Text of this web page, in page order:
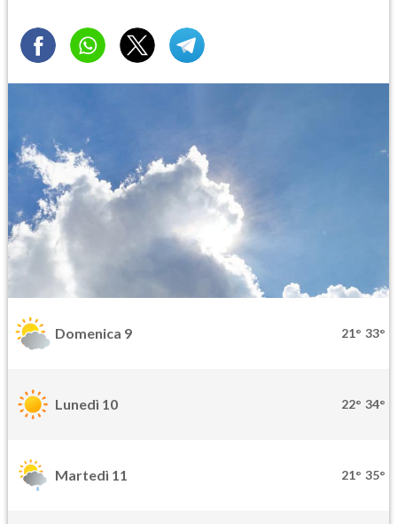
Domenica 9 21° 33°
Lunedì 10 22° 34°
Martedì 11 21° 35°